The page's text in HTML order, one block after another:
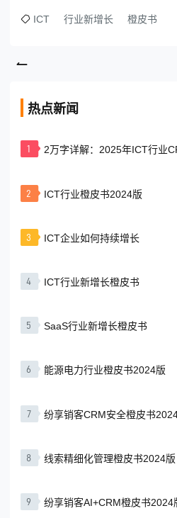
ICT 行业新增长 橙皮书
热点新闻
1 2万字详解：2025年ICT行业
2 ICT行业橙皮书2024版
3 ICT企业如何持续增长
4 ICT行业新增长橙皮书
5 SaaS行业新增长橙皮书
6 能源电力行业橙皮书2024版
7 纷享销客CRM安全橙皮书
8 线索精细化管理橙皮书2024版
9 纷享销客AI+CRM橙皮书2024